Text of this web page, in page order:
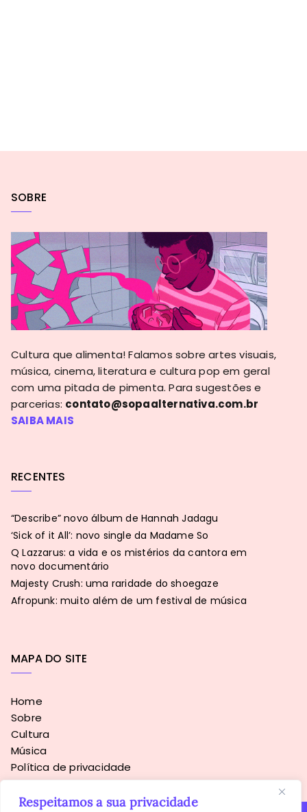
Respeitamos a sua privacidade
SOBRE
Cultura que alimenta! Falamos sobre artes visuais,
música, cinema, literatura e cultura pop em geral
com uma pitada de pimenta. Para sugestões e
parcerias: contato@sopaalternativa.com.br
SAIBA MAIS
RECENTES
“Describe” novo álbum de Hannah Jadagu
‘Sick of it All’: novo single da Madame So
Q Lazzarus: a vida e os mistérios da cantora em
novo documentário
Majesty Crush: uma raridade do shoegaze
Afropunk: muito além de um festival de música
MAPA DO SITE
Home
Sobre
Cultura
Música
Política de privacidade